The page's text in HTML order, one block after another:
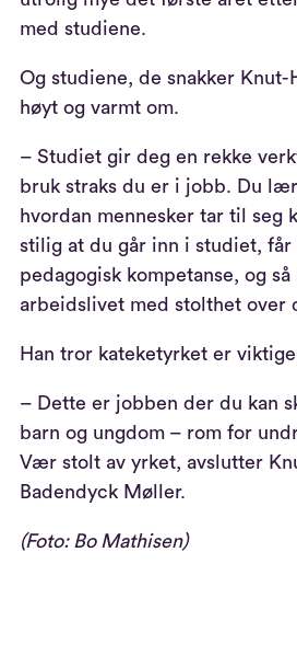
med studiene.
Og studiene, de snakker Knut-
høyt og varmt om.
– Studiet gir deg en rekke
bruk straks du er i jobb. Du
hvordan mennesker tar til seg
stilig at du går inn i studiet, får
pedagogisk kompetanse, og så
arbeidslivet med stolthet over
Han tror kateketyrket er
– Dette er jobben der du kan
barn og ungdom – rom for
Vær stolt av yrket, avslutter
Badendyck Møller.
(Foto: Bo Mathisen)